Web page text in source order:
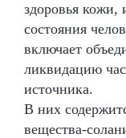
здоровья кожи,
состояния
включает
ликвидацию
источника.
В них
вещества-